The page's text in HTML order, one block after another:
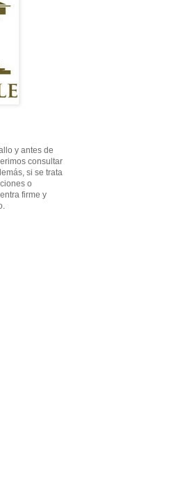
y antes de
consultar
si se trata
o
firme y